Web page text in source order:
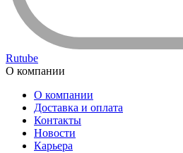
Rutube
О компании
О компании
Доставка и оплата
Контакты
Новости
Карьера